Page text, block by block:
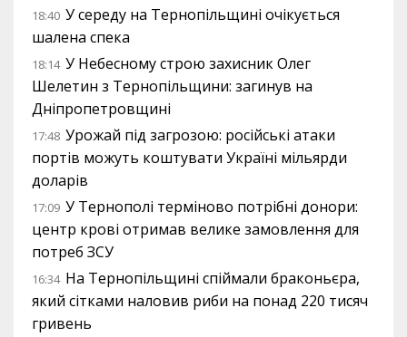
18:40 У середу на Тернопільщині очікується
шалена спека
18:14 У Небесному строю захисник Олег
Шелетин з Тернопільщини: загинув на
Дніпропетровщині
17:48 Урожай під загрозою: російські атаки
портів можуть коштувати Україні мільярди
доларів
17:09 У Тернополі терміново потрібні донори:
центр крові отримав велике замовлення для
потреб ЗСУ
16:34 На Тернопільщині спіймали браконьєра,
який сітками наловив риби на понад 220 тисяч
гривень